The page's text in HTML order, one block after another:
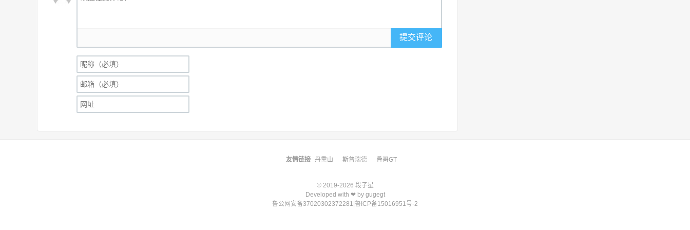
提交评论
友情链接 丹熏山 斯普瑞德 骨哥GT
© 2019-2026 段子星
Developed with ❤ by gugegt
鲁公网安备37020302372281 鲁ICP备15016951号-2